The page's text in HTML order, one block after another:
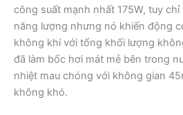
công suất mạnh nhất 175W, tuy
năng lượng nhưng nó khiến động
không khí với tổng khối lượng
đã làm bốc hơi mát mẻ bên trong
nhiệt mau chóng với không gian
không khó.